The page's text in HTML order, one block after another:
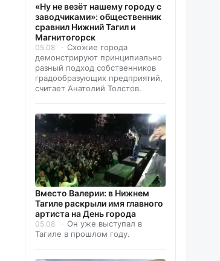
«Ну не везёт нашему городу с
заводчиками»: общественник
сравнил Нижний Тагил и
Магнитогорск
05.08
Схожие города
демонстрируют принципиально
разный подход собственников
градообразующих предприятий,
считает Анатолий Толстов.
Вместо Валерии: в Нижнем
Тагиле раскрыли имя главного
артиста на День города
05.08
Он уже выступал в
Тагиле в прошлом году.